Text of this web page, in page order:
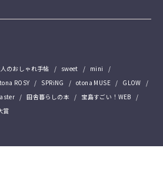
のおしゃれ手帖 sweet
mini
ROSY SPRiNG otona MUSE
GLOW
田舎暮らしの本
宝島すごい！WEB
賞